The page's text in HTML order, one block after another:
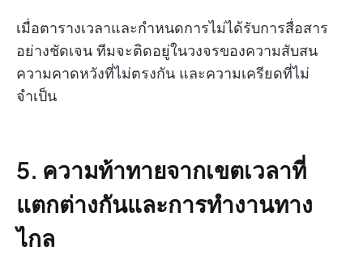
เมื่อตารางเวลาและกำหนดการไม่ได้รับการสื่อสาร
อย่างชัดเจน ทีมจะติดอยู่ในวงจรของความสับสน
ความคาดหวังที่ไม่ตรงกัน และความเครียดที่ไม่
จำเป็น
5. ความท้าทายจากเขตเวลาที่
แตกต่างกันและการทำงานทาง
ไกล